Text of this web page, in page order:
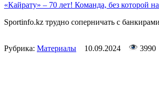
«Кайрату» – 70 лет! Команда, без которой
Sportinfo.kz трудно соперничать с
Рубрика: Материалы 10.09.2024 3990